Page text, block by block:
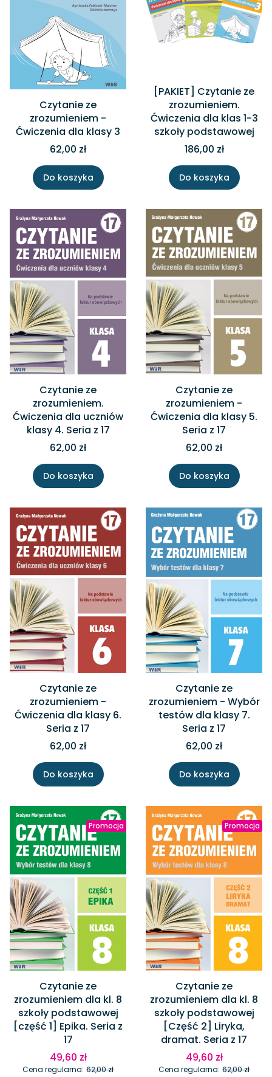
Czytanie ze
zrozumieniem -
Ćwiczenia dla klasy 3
62,00 zł
Do koszyka
[PAKIET] Czytanie ze
zrozumieniem.
Ćwiczenia dla klas 1-3
szkoły podstawowej
186,00 zł
Do koszyka
Czytanie ze
zrozumieniem.
Ćwiczenia dla uczniów
klasy 4. Seria z 17
62,00 zł
Do koszyka
Czytanie ze
zrozumieniem -
Ćwiczenia dla klasy 5.
Seria z 17
62,00 zł
Do koszyka
Czytanie ze
zrozumieniem -
Ćwiczenia dla klasy 6.
Seria z 17
62,00 zł
Do koszyka
Czytanie ze
zrozumieniem - Wybór
testów dla klasy 7.
Seria z 17
62,00 zł
Do koszyka
Promocja
Czytanie ze
zrozumieniem dla kl. 8
szkoły podstawowej
[część 1] Epika. Seria z
17
49,60 zł
Cena regularna: 62,00 zł
Promocja
Czytanie ze
zrozumieniem dla kl. 8
szkoły podstawowej
[Część 2] Liryka,
dramat. Seria z 17
49,60 zł
Cena regularna: 62,00 zł